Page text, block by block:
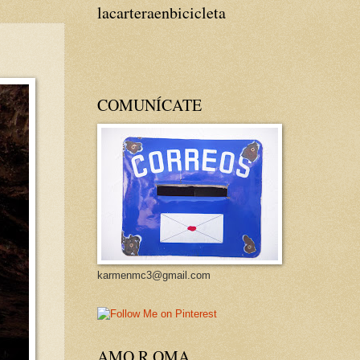
lacarteraenbicicleta
COMUNÍCATE
karmenmc3@gmail.com